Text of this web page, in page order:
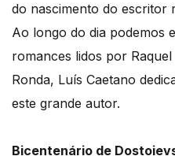
do nascimento do escritor
Ao longo do dia podemos
romances lidos por
Ronda, Luís Caetano
este grande autor.
Bicentenário de